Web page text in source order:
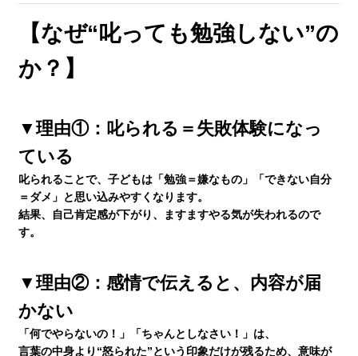
生徒さんの塾∞練体験インタビュー
生徒さん・親御様のアンケート
塾練が選ばれる理由
よくあるご質問
【なぜ“叱っても勉強しない”の
か？】
▼理由①：叱られる＝失敗体験になっ
ている
叱られることで、子どもは「勉強＝嫌なもの」「できない自分
＝ダメ」と思い込みやすくなります。
結果、 自己肯定感が下がり、ますますやる気が失われるので
す。
▼理由②：感情で伝えると、内容が届
かない
「何でやらないの！」「ちゃんとしなさい！」は、
言葉の中身より“怒られた”という印象だけが残るため、意味が